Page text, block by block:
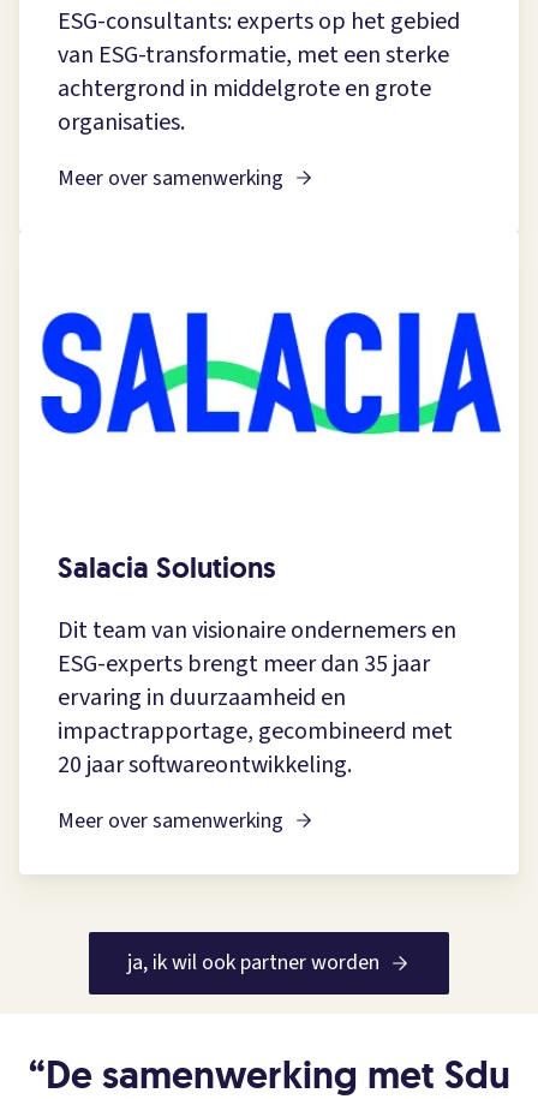
ESG-consultants: experts op het gebied
van ESG-transformatie, met een sterke
achtergrond in middelgrote en grote
organisaties.
Meer over samenwerking
Salacia Solutions
Dit team van visionaire ondernemers en
ESG-experts brengt meer dan 35 jaar
ervaring in duurzaamheid en
impactrapportage, gecombineerd met
20 jaar softwareontwikkeling.
Meer over samenwerking
ja, ik wil ook partner worden
“De samenwerking met Sdu